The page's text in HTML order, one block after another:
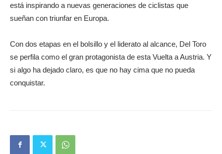
está inspirando a nuevas generaciones de ciclistas que
sueñan con triunfar en Europa.
Con dos etapas en el bolsillo y el liderato al alcance, Del Toro
se perfila como el gran protagonista de esta Vuelta a Austria. Y
si algo ha dejado claro, es que no hay cima que no pueda
conquistar.